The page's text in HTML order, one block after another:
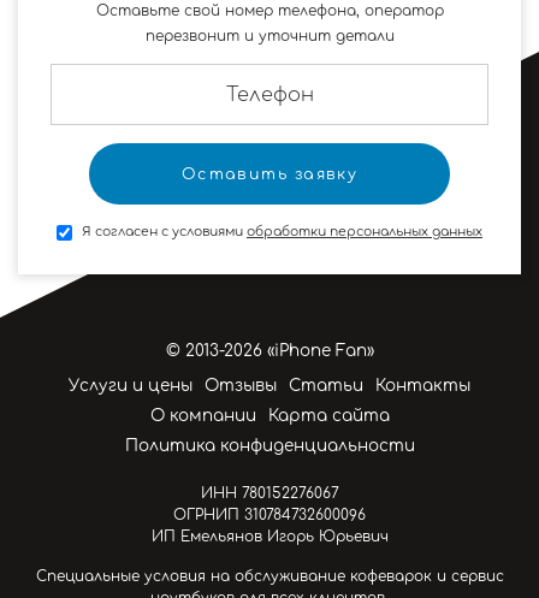
Оставьте свой номер телефона, оператор
перезвонит и уточнит детали
Я согласен с условиями обработки персональных данных
© 2013-2026 «iPhone Fan»
Услуги и цены
Отзывы Статьи
Контакты
О компании
Карта сайта
Политика конфиденциальности
ИНН 780152276067
ОГРНИП 310784732600096
ИП Емельянов Игорь Юрьевич
Специальные условия на обслуживание кофеварок и сервис